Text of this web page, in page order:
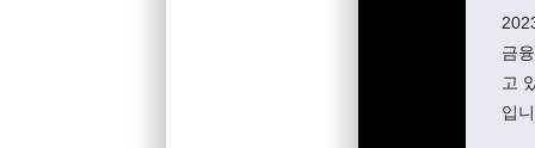
금
고
입